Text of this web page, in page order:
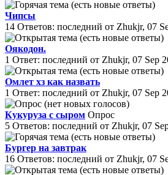
Чипсы
14 Ответов: последний от Zhukjr, 07
Оякодон.
1 Ответ: последний от Zhukjr, 07 Sep
Омлет хз как назвать
1 Ответ: последний от Zhukjr, 07 Sep
Кукуруза с сыром Опрос
5 Ответов: последний от Zhukjr, 07
Бургер на завтрак
16 Ответов: последний от Zhukjr, 07